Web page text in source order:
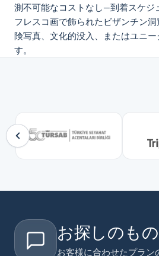
測不可能なコストなし—到着スケジ
フレスコ画で飾られたビザンチン
険写真、文化的没入、またはユニ
す。
お探しのも
お客様に合わせたプラ